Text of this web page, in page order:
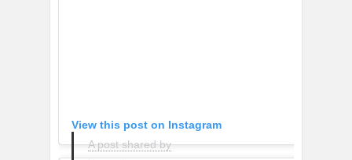
View this post on Instagram
A post shared by